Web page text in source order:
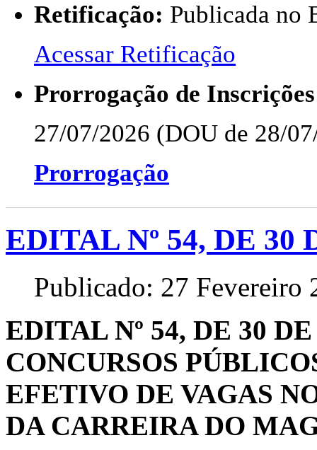
Retificação: Publicada no
Acessar Retificação
Prorrogação de
27/07/2026 (DOU de 28/
Prorrogação
EDITAL Nº 54, DE 30
Publicado: 27 Fevereiro
EDITAL Nº 54, DE 30
CONCURSOS
EFETIVO DE VAGAS
DA CARREIRA DO